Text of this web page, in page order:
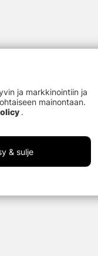
ja markkinointiin ja
mainontaan.
.
& sulje